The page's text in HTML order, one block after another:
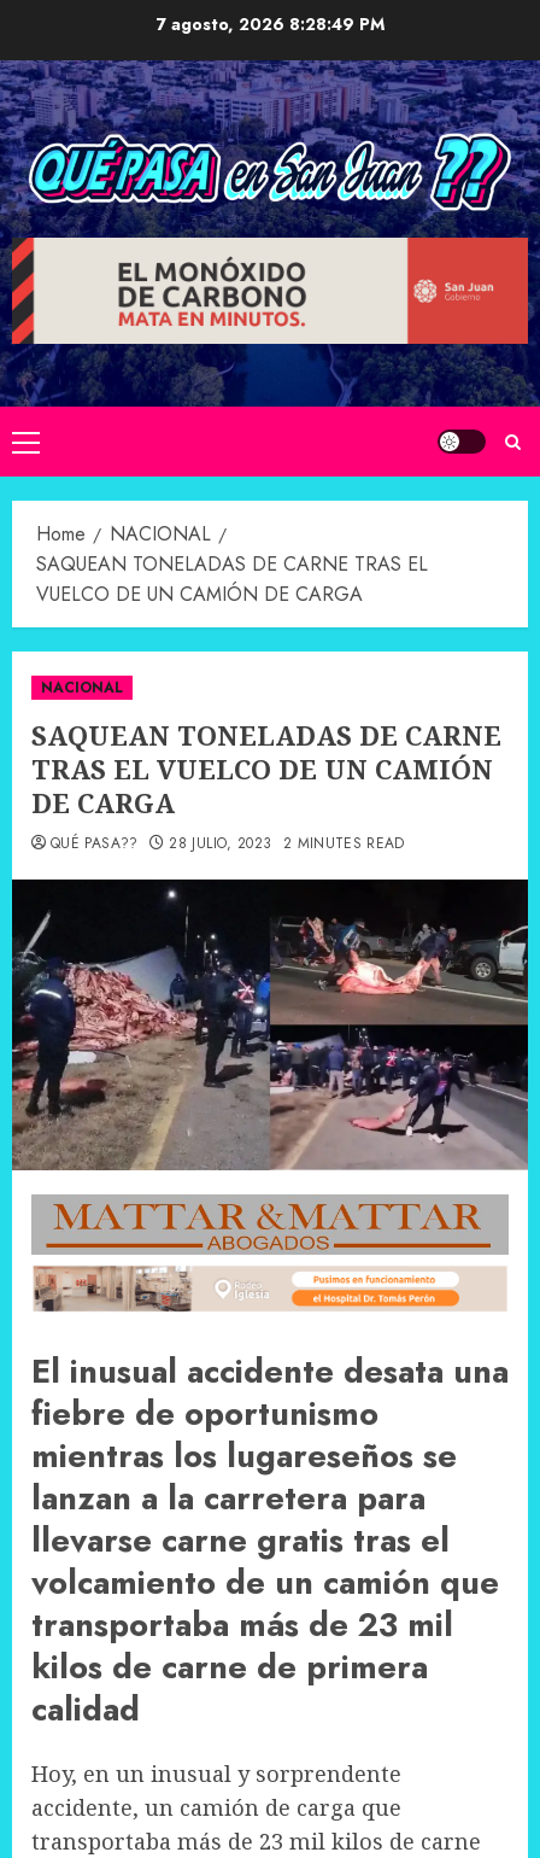
content
7 agosto, 2026 8:28:50 PM
Primary
Menu
Home
NACIONAL
SAQUEAN TONELADAS DE CARNE TRAS EL
VUELCO DE UN CAMIÓN DE CARGA
NACIONAL
SAQUEAN TONELADAS DE CARNE
TRAS EL VUELCO DE UN CAMIÓN
DE CARGA
QUÉ PASA?? 28 JULIO, 2023 2 MINUTES READ
El inusual accidente desata una
fiebre de oportunismo
mientras los lugareseños se
lanzan a la carretera para
llevarse carne gratis tras el
volcamiento de un camión que
transportaba más de 23 mil
kilos de carne de primera
calidad
Hoy, en un inusual y sorprendente
accidente, un camión de carga que
transportaba más de 23 mil kilos de carne